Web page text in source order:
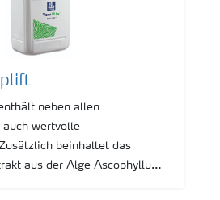
neben allen
auch wertvolle
beinhaltet das
aus der Alge Ascophyllum